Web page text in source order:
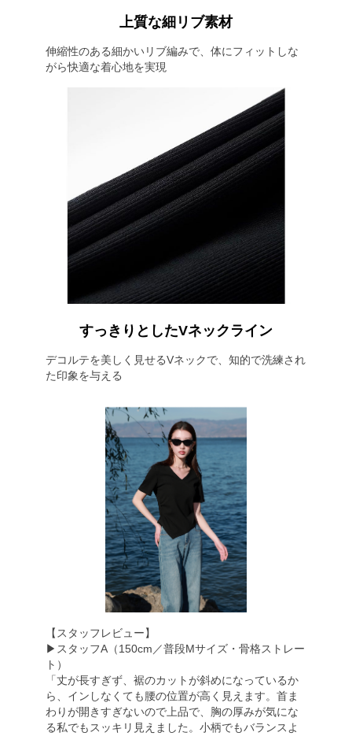
上質な細リブ素材
伸縮性のある細かいリブ編みで、体にフィットしな
がら快適な着心地を実現
すっきりとしたVネックライン
デコルテを美しく見せるVネックで、知的で洗練され
た印象を与える
【スタッフレビュー】
▶︎スタッフA（150cm／普段Mサイズ・骨格ストレー
ト）
「丈が長すぎず、裾のカットが斜めになっているか
ら、インしなくても腰の位置が高く見えます。首ま
わりが開きすぎないので上品で、胸の厚みが気にな
る私でもスッキリ見えました。小柄でもバランスよ